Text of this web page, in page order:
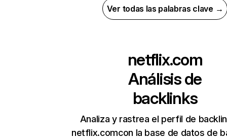
Ver todas las palabras clave →
netflix.com
Análisis de
backlinks
Analiza y rastrea el perfil de
netflix.comcon la base de datos de